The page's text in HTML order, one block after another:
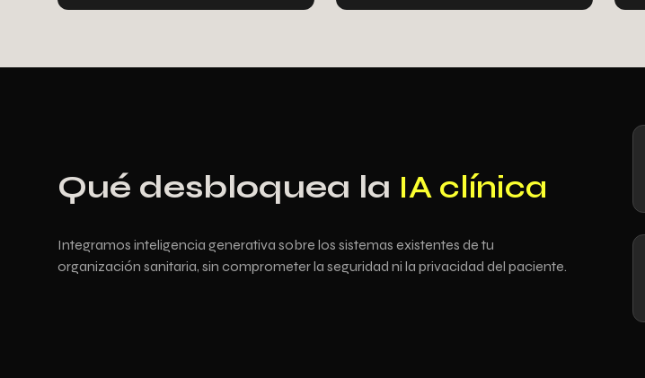
Qué desbloquea la IA clínica
Integramos inteligencia generativa sobre los sistemas existentes de tu
organización sanitaria, sin comprometer la seguridad ni la privacidad del paciente.